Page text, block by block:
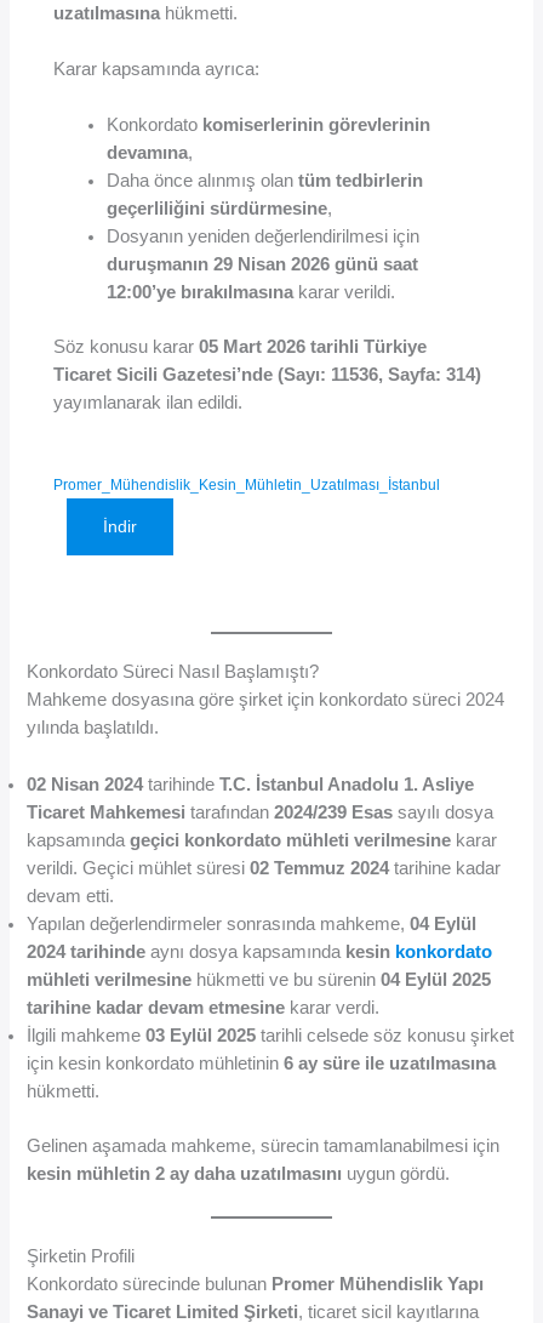
uzatılmasına hükmetti.
Karar kapsamında ayrıca:
Konkordato komiserlerinin görevlerinin
devamına,
Daha önce alınmış olantüm tedbirlerin
geçerliliğini sürdürmesine,
Dosyanın yeniden değerlendirilmesi için
duruşmanın 29 Nisan 2026 günü saat
12:00’ye bırakılmasınakarar verildi.
Söz konusu karar05 Mart 2026 tarihli Türkiye
Ticaret Sicili Gazetesi’nde (Sayı: 11536, Sayfa: 314)
yayımlanarak ilan edildi.
Promer_Mühendislik_Kesin_Mühletin_Uzatılması_İstanbul
İndir
Konkordato Süreci Nasıl Başlamıştı?
Mahkeme dosyasına göre şirket için konkordato süreci 2024
yılında başlatıldı.
02 Nisan 2024tarihindeT.C. İstanbul Anadolu 1. Asliye
Ticaret Mahkemesi tarafından2024/239 Esas sayılı dosya
kapsamındageçici konkordato mühleti verilmesine karar
verildi. Geçici mühlet süresi02 Temmuz 2024tarihine kadar
devam etti.
Yapılan değerlendirmeler sonrasında mahkeme,04 Eylül
2024 tarihinde aynı dosya kapsamında kesin konkordato
mühleti verilmesine hükmetti ve bu sürenin04 Eylül 2025
tarihine kadar devam etmesine karar verdi.
İlgili mahkeme03 Eylül 2025tarihli celsede söz konusu şirket
için kesin konkordato mühletinin6 ay süre ile uzatılmasına
hükmetti.
Gelinen aşamada mahkeme, sürecin tamamlanabilmesi için
kesin mühletin 2 ay daha uzatılmasını uygun gördü.
Şirketin Profili
Konkordato sürecinde bulunan Promer Mühendislik Yapı
Sanayi ve Ticaret Limited Şirketi, ticaret sicil kayıtlarına